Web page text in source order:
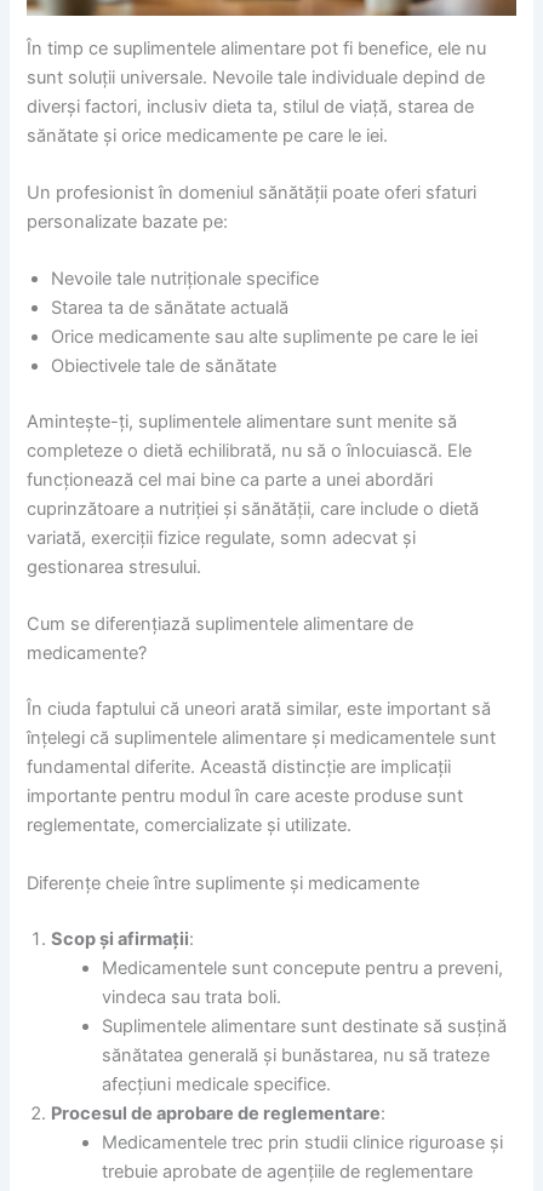
În timp ce suplimentele alimentare pot fi benefice, ele nu
sunt soluții universale. Nevoile tale individuale depind de
diverși factori, inclusiv dieta ta, stilul de viață, starea de
sănătate și orice medicamente pe care le iei.
Un profesionist în domeniul sănătății poate oferi sfaturi
personalizate bazate pe:
Nevoile tale nutriționale specifice
Starea ta de sănătate actuală
Orice medicamente sau alte suplimente pe care le iei
Obiectivele tale de sănătate
Amintește-ți, suplimentele alimentare sunt menite să
completeze o dietă echilibrată, nu să o înlocuiască. Ele
funcționează cel mai bine ca parte a unei abordări
cuprinzătoare a nutriției și sănătății, care include o dietă
variată, exerciții fizice regulate, somn adecvat și
gestionarea stresului.
Cum se diferențiază suplimentele alimentare de
medicamente?
În ciuda faptului că uneori arată similar, este important să
înțelegi că suplimentele alimentare și medicamentele sunt
fundamental diferite. Această distincție are implicații
importante pentru modul în care aceste produse sunt
reglementate, comercializate și utilizate.
Diferențe cheie între suplimente și medicamente
Scop și afirmații:
Medicamentele sunt concepute pentru a preveni,
vindeca sau trata boli.
Suplimentele alimentare sunt destinate să susțină
sănătatea generală și bunăstarea, nu să trateze
afecțiuni medicale specifice.
Procesul de aprobare de reglementare:
Medicamentele trec prin studii clinice riguroase și
trebuie aprobate de agențiile de reglementare